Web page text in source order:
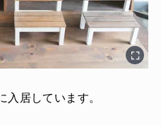
居しています。